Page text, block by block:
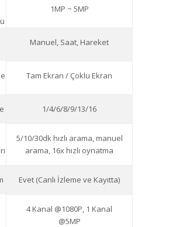
1MP ~ 5MP
Manuel, Saat, Hareket
Tam Ekran / Çoklu Ekran
1/4/6/8/9/13/16
5/10/30dk hızlı arama, manuel
arama, 16x hızlı oynatma
Evet (Canlı İzleme ve Kayıtta)
4 Kanal @1080P, 1 Kanal
@5MP